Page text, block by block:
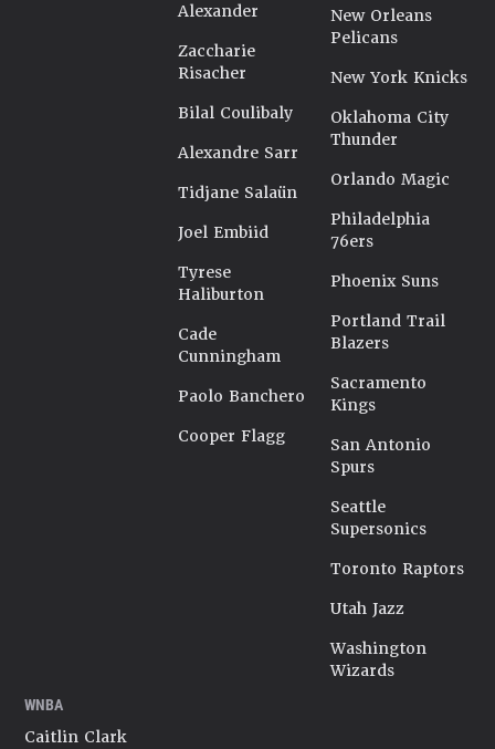
Alexander
Zaccharie
Risacher
Bilal Coulibaly
Alexandre Sarr
Tidjane Salaün
Joel Embiid
Tyrese
Haliburton
Cade
Cunningham
Paolo Banchero
Cooper Flagg
New Orleans
Pelicans
New York Knicks
Oklahoma City
Thunder
Orlando Magic
Philadelphia
76ers
Phoenix Suns
Portland Trail
Blazers
Sacramento
Kings
San Antonio
Spurs
Seattle
Supersonics
Toronto Raptors
Utah Jazz
Washington
Wizards
WNBA
Caitlin Clark